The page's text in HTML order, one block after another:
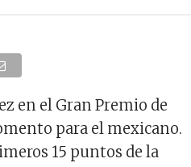
en el Gran Premio de
para el mexicano.
15 puntos de la